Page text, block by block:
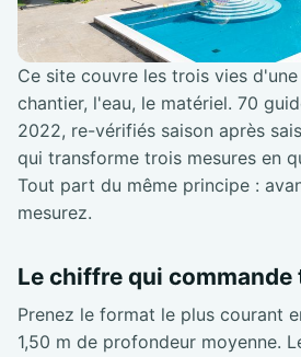
Ce site couvre les trois vies
chantier, l'eau, le matériel. 70
2022, re-vérifiés saison après
qui transforme trois mesures en
Tout part du même principe :
mesurez.
Le chiffre qui commande
Prenez le format le plus courant
1,50 m de profondeur moyenne.